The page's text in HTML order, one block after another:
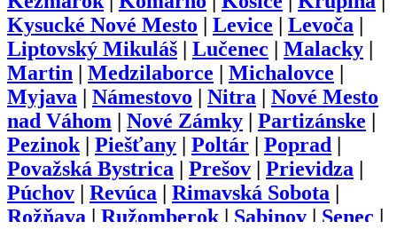
Kysucké Nové Mesto | Levice | Levoča |
Liptovský Mikuláš | Lučenec | Malacky |
Martin | Medzilaborce | Michalovce |
Myjava | Námestovo | Nitra | Nové Mesto
nad Váhom | Nové Zámky | Partizánske |
Pezinok | Piešťany | Poltár | Poprad |
Považská Bystrica | Prešov | Prievidza |
Púchov | Revúca | Rimavská Sobota |
Rožňava | Ružomberok | Sabinov | Senec |